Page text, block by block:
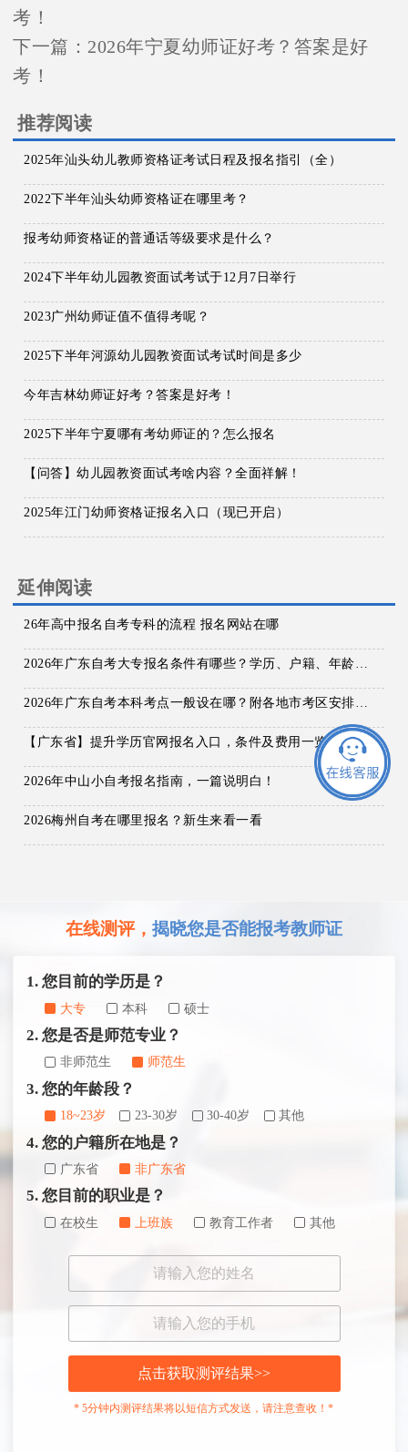
考！
下一篇： 2026年宁夏幼师证好考？答案是好
考！
推荐阅读
2025年汕头幼儿教师资格证考试日程及报名指引（全）
2022下半年汕头幼师资格证在哪里考？
报考幼师资格证的普通话等级要求是什么？
2024下半年幼儿园教资面试考试于12月7日举行
2023广州幼师证值不值得考呢？
2025下半年河源幼儿园教资面试考试时间是多少
今年吉林幼师证好考？答案是好考！
2025下半年宁夏哪有考幼师证的？怎么报名
【问答】幼儿园教资面试考啥内容？全面祥解！
2025年江门幼师资格证报名入口（现已开启）
延伸阅读
26年高中报名自考专科的流程 报名网站在哪
2026年广东自考大专报名条件有哪些？学历、户籍、年龄要求详解！
2026年广东自考本科考点一般设在哪？附各地市考区安排及报名入口/流程超详细介绍！
【广东省】提升学历官网报名入口，条件及费用一览！
2026年中山小自考报名指南，一篇说明白！
2026梅州自考在哪里报名？新生来看一看
在线测评， 揭晓您是否能报考教师证
1. 您目前的学历是？
大专 本科 硕士
2. 您是否是师范专业？
非师范生 师范生
3. 您的年龄段？
18~23岁 23-30岁 30-40岁 其他
4. 您的户籍所在地是？
广东省 非广东省
5. 您目前的职业是？
在校生 上班族 教育工作者 其他
点击获取测评结果>>
* 5分钟内测评结果将以短信方式发送，请注意查收！*